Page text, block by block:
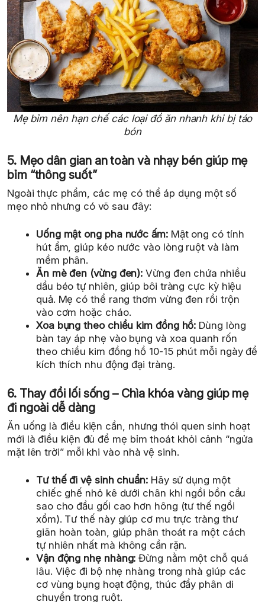
Mẹ bỉm nên hạn chế các loại đồ ăn nhanh khi bị táo
bón
5. Mẹo dân gian an toàn và nhạy bén giúp mẹ
bỉm “thông suốt”
Ngoài thực phẩm, các mẹ có thể áp dụng một số
mẹo nhỏ nhưng có võ sau đây:
Uống mật ong pha nước ấm:Mật ong có tính
hút ẩm, giúp kéo nước vào lòng ruột và làm
mềm phân.
Ăn mè đen (vừng đen): Vừng đen chứa nhiều
dầu béo tự nhiên, giúp bôi tràng cực kỳ hiệu
quả. Mẹ có thể rang thơm vừng đen rồi trộn
vào cơm hoặc cháo.
Xoa bụng theo chiều kim đồng hồ: Dùng lòng
bàn tay áp nhẹ vào bụng và xoa quanh rốn
theo chiều kim đồng hồ 10-15 phút mỗi ngày để
kích thích nhu động đại tràng.
6. Thay đổi lối sống – Chìa khóa vàng giúp mẹ
đi ngoài dễ dàng
Ăn uống là điều kiện cần, nhưng thói quen sinh hoạt
mới là điều kiện đủ để mẹ bỉm thoát khỏi cảnh “ngửa
mặt lên trời” mỗi khi vào nhà vệ sinh.
Tư thế đi vệ sinh chuẩn:Hãy sử dụng một
chiếc ghế nhỏ kê dưới chân khi ngồi bồn cầu
sao cho đầu gối cao hơn hông (tư thế ngồi
xổm). Tư thế này giúp cơ mu trực tràng thư
giãn hoàn toàn, giúp phân thoát ra một cách
tự nhiên nhất mà không cần rặn.
Vận động nhẹ nhàng: Đừng nằm một chỗ quá
lâu. Việc đi bộ nhẹ nhàng trong nhà giúp các
cơ vùng bụng hoạt động, thúc đẩy phân di
chuyển trong ruột.